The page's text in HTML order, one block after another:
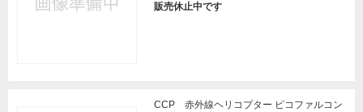
販売休止中です
CCP 赤外線ヘリコプター ピコファルコン